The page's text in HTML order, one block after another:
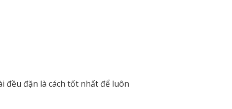
đều đặn là cách tốt nhất để luôn